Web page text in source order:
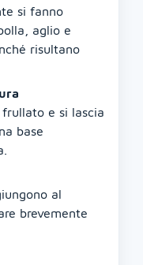
si fanno
aglio e
risultano
e si lascia
base
al
brevemente